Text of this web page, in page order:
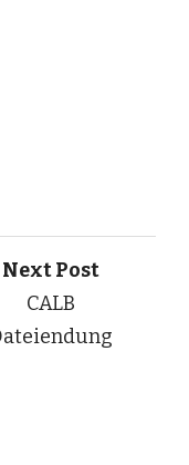
Next Post
CALB